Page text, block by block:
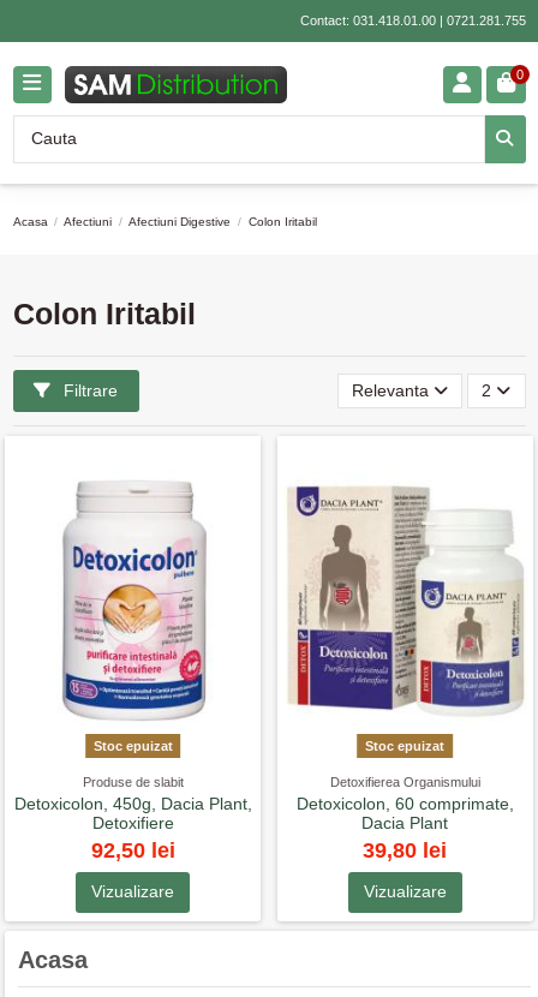
Contact: 031.418.01.00| 0721.281.755
0
Acasa Afectiuni Afectiuni Digestive Colon Iritabil
Colon Iritabil
Filtrare Relevanta 2
Stoc epuizat
Produse de slabit
Detoxicolon, 450g, Dacia Plant,
Detoxifiere
92,50 lei
Vizualizare
Stoc epuizat
Detoxifierea Organismului
Detoxicolon, 60 comprimate,
Dacia Plant
39,80 lei
Vizualizare
Acasa